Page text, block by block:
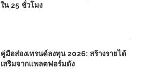
ใน 25 ชั่วโมง
คู่มือส่องเทรนด์ลงทุน 2026: สร้างรายได้
เสริมจากแพลตฟอร์มดัง